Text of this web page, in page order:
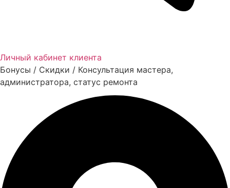
Личный кабинет клиента
Бонусы / Скидки / Консультация мастера,
администратора, статус ремонта